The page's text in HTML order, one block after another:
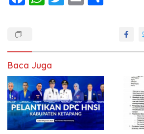
o
o
k
A
p
p
Baca Juga